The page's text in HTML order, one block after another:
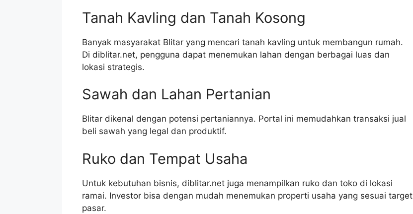
Tanah Kavling dan Tanah Kosong
Banyak masyarakat Blitar yang mencari tanah kavling untuk membangun rumah.
Di diblitar.net, pengguna dapat menemukan lahan dengan berbagai luas dan
lokasi strategis.
Sawah dan Lahan Pertanian
Blitar dikenal dengan potensi pertaniannya. Portal ini memudahkan transaksi jual
beli sawah yang legal dan produktif.
Ruko dan Tempat Usaha
Untuk kebutuhan bisnis, diblitar.net juga menampilkan ruko dan toko di lokasi
ramai. Investor bisa dengan mudah menemukan properti usaha yang sesuai target
pasar.